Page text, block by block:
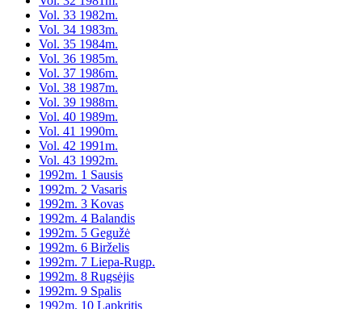
Vol. 33 1982m.
Vol. 34 1983m.
Vol. 35 1984m.
Vol. 36 1985m.
Vol. 37 1986m.
Vol. 38 1987m.
Vol. 39 1988m.
Vol. 40 1989m.
Vol. 41 1990m.
Vol. 42 1991m.
Vol. 43 1992m.
1992m. 1 Sausis
1992m. 2 Vasaris
1992m. 3 Kovas
1992m. 4 Balandis
1992m. 5 Gegužė
1992m. 6 Birželis
1992m. 7 Liepa-Rugp.
1992m. 8 Rugsėjis
1992m. 9 Spalis
1992m. 10 Lapkritis